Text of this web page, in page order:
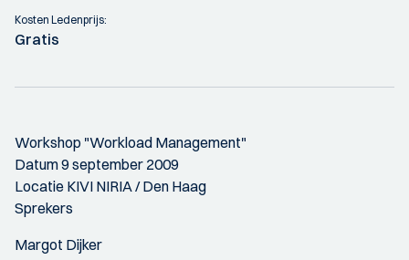
Kosten Ledenprijs:
Gratis
Workshop "Workload Management"
Datum 9 september 2009
Locatie KIVI NIRIA / Den Haag
Sprekers
Margot Dijker